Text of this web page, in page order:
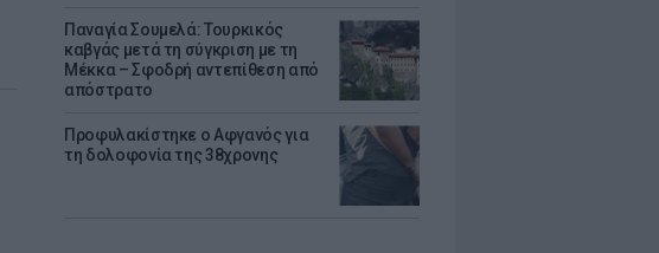
Παναγία Σουμελά: Τουρκικός
καβγάς μετά τη σύγκριση με τη
Μέκκα – Σφοδρή αντεπίθεση από
απόστρατο
Προφυλακίστηκε ο Αφγανός για
τη δολοφονία της 38χρονης